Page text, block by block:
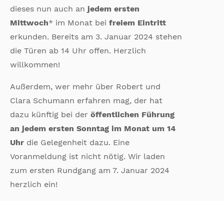
dieses nun auch an jedem ersten
Mittwoch* im Monat bei freiem Eintritt
erkunden. Bereits am 3. Januar 2024 stehen
die Türen ab 14 Uhr offen. Herzlich
willkommen!
Außerdem, wer mehr über Robert und
Clara Schumann erfahren mag, der hat
dazu künftig bei der öffentlichen Führung
an jedem ersten Sonntag im Monat um 14
Uhr die Gelegenheit dazu. Eine
Voranmeldung ist nicht nötig. Wir laden
zum ersten Rundgang am 7. Januar 2024
herzlich ein!